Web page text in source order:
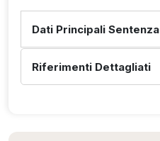
Dati Principali Sentenza
Riferimenti Dettagliati